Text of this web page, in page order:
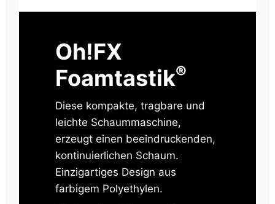
Oh!FX
Foamtastik®
Diese kompakte, tragbare und
leichte Schaummaschine,
erzeugt einen beeindruckenden,
kontinuierlichen Schaum.
Einzigartiges Design aus
farbigem Polyethylen.